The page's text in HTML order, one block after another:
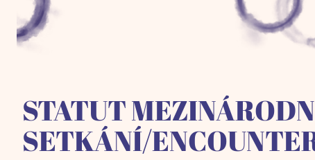
STATUT
SETKÁNÍ/